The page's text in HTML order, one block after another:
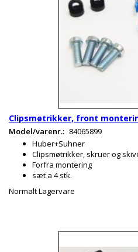
Clipsmøtrikker, front
Model/varenr.: 84065899
Huber+Suhner
Clipsmøtrikker, skruer og
Forfra montering
sæt a 4 stk.
Normalt Lagervare